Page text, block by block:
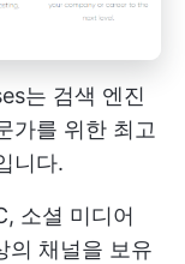
는 검색 엔진
가를 위한 최고
니다.
소셜 미디어
의 채널을 보유